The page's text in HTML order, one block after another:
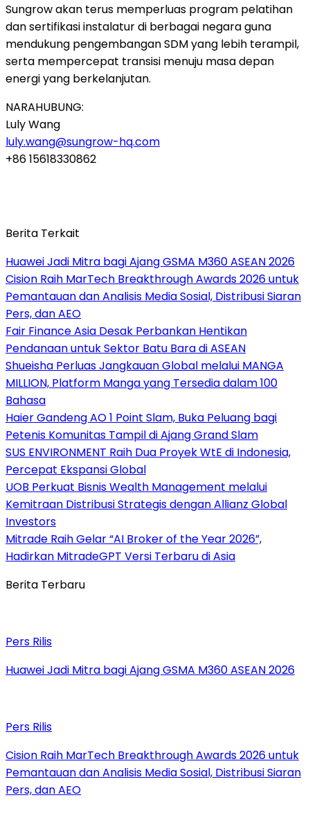
Sungrow akan terus memperluas program pelatihan
dan sertifikasi instalatur di berbagai negara guna
mendukung pengembangan SDM yang lebih terampil,
serta mempercepat transisi menuju masa depan
energi yang berkelanjutan.
NARAHUBUNG:
Luly Wang
luly.wang@sungrow-hq.com
+86 15618330862
Berita Terkait
Huawei Jadi Mitra bagi Ajang GSMA M360 ASEAN 2026
Cision Raih MarTech Breakthrough Awards 2026 untuk
Pemantauan dan Analisis Media Sosial, Distribusi Siaran
Pers, dan AEO
Fair Finance Asia Desak Perbankan Hentikan
Pendanaan untuk Sektor Batu Bara di ASEAN
Shueisha Perluas Jangkauan Global melalui MANGA
MILLION, Platform Manga yang Tersedia dalam 100
Bahasa
Haier Gandeng AO 1 Point Slam, Buka Peluang bagi
Petenis Komunitas Tampil di Ajang Grand Slam
SUS ENVIRONMENT Raih Dua Proyek WtE di Indonesia,
Percepat Ekspansi Global
UOB Perkuat Bisnis Wealth Management melalui
Kemitraan Distribusi Strategis dengan Allianz Global
Investors
Mitrade Raih Gelar “AI Broker of the Year 2026”,
Hadirkan MitradeGPT Versi Terbaru di Asia
Berita Terbaru
Pers Rilis
Huawei Jadi Mitra bagi Ajang GSMA M360 ASEAN 2026
Pers Rilis
Cision Raih MarTech Breakthrough Awards 2026 untuk
Pemantauan dan Analisis Media Sosial, Distribusi Siaran
Pers, dan AEO